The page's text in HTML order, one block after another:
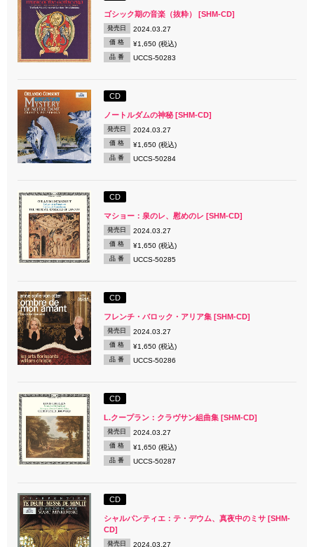
ゴシック期の音楽（抜粋） [SHM-CD]
発売日 2024.03.27
価 格 ¥1,650 (税込)
品 番 UCCS-50283
CD
ノートルダムの神秘 [SHM-CD]
発売日 2024.03.27
価 格 ¥1,650 (税込)
品 番 UCCS-50284
CD
マショー：泉のレ、慰めのレ [SHM-CD]
発売日 2024.03.27
価 格 ¥1,650 (税込)
品 番 UCCS-50285
CD
フレンチ・バロック・アリア集 [SHM-CD]
発売日 2024.03.27
価 格 ¥1,650 (税込)
品 番 UCCS-50286
CD
L.クープラン：クラヴサン組曲集 [SHM-CD]
発売日 2024.03.27
価 格 ¥1,650 (税込)
品 番 UCCS-50287
CD
シャルパンティエ：テ・デウム、真夜中のミサ [SHM-
CD]
発売日 2024.03.27